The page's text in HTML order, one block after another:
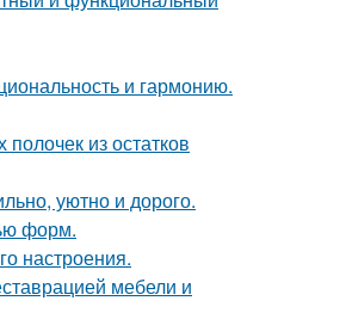
и гармонию.
из остатков
уютно и дорого.
форм.
настроения.
мебели и